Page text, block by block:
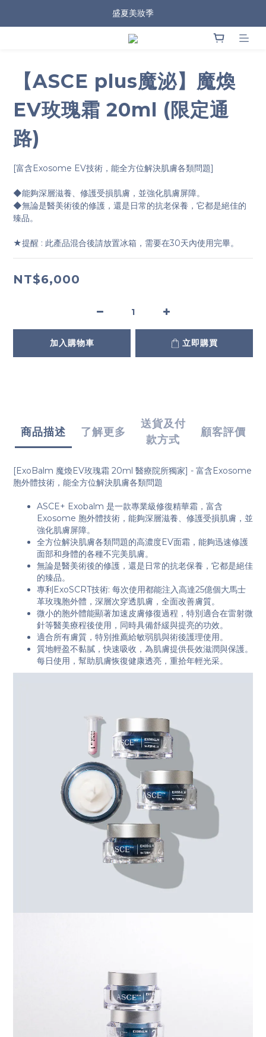
盛夏美妝季
【ASCE plus魔泌】魔煥
EV玫瑰霜 20ml (限定通
路)
[富含Exosome EV技術，能全方位解決肌膚各類問題]
◆能夠深層滋養、修護受損肌膚，並強化肌膚屏障。
◆無論是醫美術後的修護，還是日常的抗老保養，它都是絕佳的
臻品。
★提醒 : 此產品混合後請放置冰箱，需要在30天內使用完畢。
NT$6,000
加入購物車 立即購買
商品描述 了解更多
送貨及付
款方式
顧客評價
[ExoBalm 魔煥EV玫瑰霜 20ml 醫療院所獨家] - 富含Exosome
胞外體技術，能全方位解決肌膚各類問題
ASCE+ Exobalm 是一款專業級修復精華霜，富含
Exosome 胞外體技術，能夠深層滋養、修護受損肌膚，並
強化肌膚屏障。
全方位解決肌膚各類問題的高濃度EV面霜，能夠迅速修護
面部和身體的各種不完美肌膚。
無論是醫美術後的修護，還是日常的抗老保養，它都是絕佳
的臻品。
專利ExoSCRT技術: 每次使用都能注入高達25億個大馬士
革玫瑰胞外體，深層次穿透肌膚，全面改善膚質。
微小的胞外體能顯著加速皮膚修復過程，特別適合在雷射微
針等醫美療程後使用，同時具備舒緩與提亮的功效。
適合所有膚質，特別推薦給敏弱肌與術後護理使用。
質地輕盈不黏膩，快速吸收，為肌膚提供長效滋潤與保護。
每日使用，幫助肌膚恢復健康透亮，重拾年輕光采。